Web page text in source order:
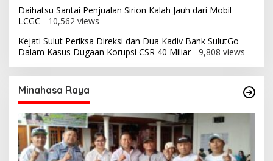
Daihatsu Santai Penjualan Sirion Kalah Jauh dari Mobil
LCGC - 10,562 views
Kejati Sulut Periksa Direksi dan Dua Kadiv Bank SulutGo
Dalam Kasus Dugaan Korupsi CSR 40 Miliar- 9,808 views
Minahasa Raya